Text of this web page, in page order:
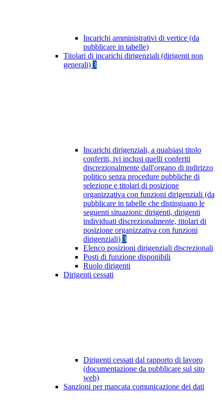
Incarichi amministrativi di vertice (da
pubblicare in tabelle)
Titolari di incarichi dirigenziali (dirigenti non
generali) 3
Incarichi dirigenziali, a qualsiasi titolo
conferiti, ivi inclusi quelli conferiti
discrezionalmente dall'organo di indirizzo
politico senza procedure pubbliche di
selezione e titolari di posizione
organizzativa con funzioni dirigenziali (da
pubblicare in tabelle che distinguano le
seguenti situazioni: dirigenti, dirigenti
individuati discrezionalmente, titolari di
posizione organizzativa con funzioni
dirigenziali) 3
Elenco posizioni dirigenziali discrezionali
Posti di funzione disponibili
Ruolo dirigenti
Dirigenti cessati
Dirigenti cessati dal rapporto di lavoro
(documentazione da pubblicare sul sito
web)
Sanzioni per mancata comunicazione dei dati